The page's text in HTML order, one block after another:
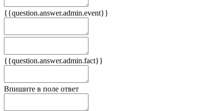
{{question.answer.admin.event}}
{{question.answer.admin.fact}}
Впишите в поле ответ